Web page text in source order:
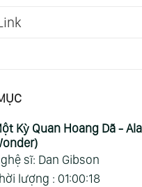
Kỳ Quan Hoang Dã -
sĩ: Dan Gibson
lượng : 01:00:18